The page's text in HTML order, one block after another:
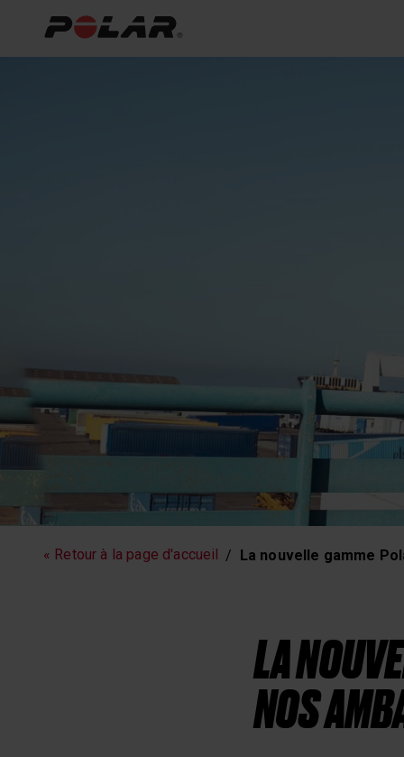
« Retour à la page d'accueil
La nouvelle gamme
LA
NOS